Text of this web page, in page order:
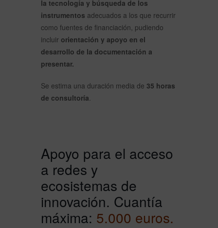
la tecnología y búsqueda de los
instrumentos adecuados a los que recurrir
como fuentes de financiación, pudiendo
incluir orientación y apoyo en el
desarrollo de la documentación a
presentar.
Se estima una duración media de 35 horas
de consultoría.
Apoyo para el acceso
a redes y
ecosistemas de
innovación. Cuantía
máxima: 5.000 euros.